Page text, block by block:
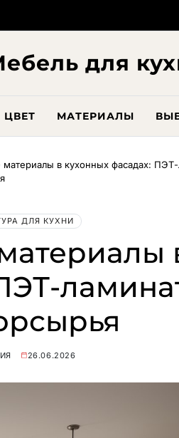
для
ЦВЕТ МАТЕРИАЛЫ
в кухонных фасадах:
ДЛЯ КУХНИ
26.06.2026